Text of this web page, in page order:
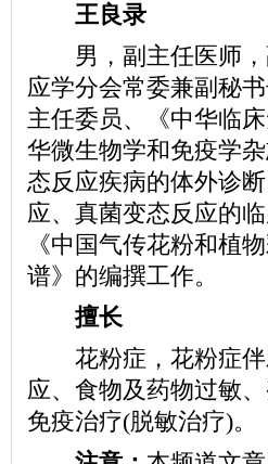
王良录
男，副主任医师，
应学分会常委兼副秘
主任委员、《中华临
华微生物学和免疫学
态反应疾病的体外诊
应、真菌变态反应的
《中国气传花粉和植
谱》的编撰工作。
擅长
花粉症，花粉症伴
应、食物及药物过敏
免疫治疗(脱敏治疗)。